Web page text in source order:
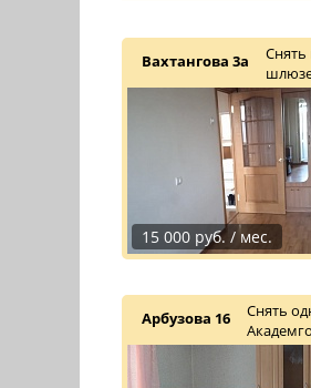
Вахтангова 3а
Снять
15 000 руб. / мес.
Арбузова 16
Снять